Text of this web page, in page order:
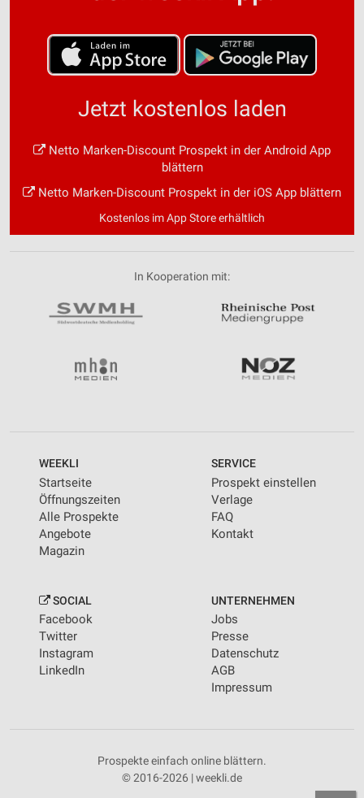
Jetzt kostenlos laden
Netto Marken-Discount Prospekt in der Android App
blättern
Netto Marken-Discount Prospekt in der iOS App blättern
Kostenlos im App Store erhältlich
In Kooperation mit:
WEEKLI
Startseite
Öffnungszeiten
Alle Prospekte
Angebote
Magazin
SERVICE
Prospekt einstellen
Verlage
FAQ
Kontakt
SOCIAL
Facebook
Twitter
Instagram
LinkedIn
UNTERNEHMEN
Jobs
Presse
Datenschutz
AGB
Impressum
Prospekte einfach online blättern.
© 2016-2026 | weekli.de